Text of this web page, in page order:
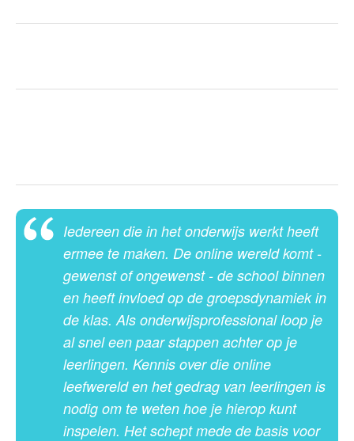
Iedereen die in het onderwijs werkt heeft
ermee te maken. De online wereld komt -
gewenst of ongewenst - de school binnen
en heeft invloed op de groepsdynamiek in
de klas. Als onderwijsprofessional loop je
al snel een paar stappen achter op je
leerlingen. Kennis over die online
leefwereld en het gedrag van leerlingen is
nodig om te weten hoe je hierop kunt
inspelen. Het schept mede de basis voor